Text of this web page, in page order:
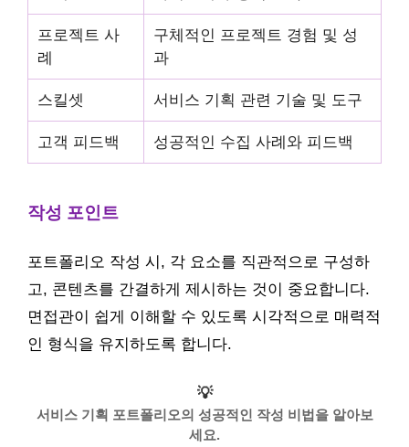
프로젝트 사
례
구체적인 프로젝트 경험 및 성
과
스킬셋 서비스 기획 관련 기술 및 도구
고객 피드백 성공적인 수집 사례와 피드백
작성 포인트
포트폴리오 작성 시, 각 요소를 직관적으로 구성하
고, 콘텐츠를 간결하게 제시하는 것이 중요합니다.
면접관이 쉽게 이해할 수 있도록 시각적으로 매력적
인 형식을 유지하도록 합니다.
💡
서비스 기획 포트폴리오의 성공적인 작성 비법을 알아보
세요.